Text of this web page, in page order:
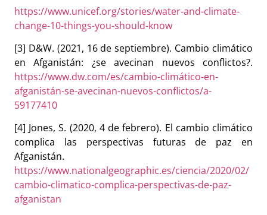
https://www.unicef.org/stories/water-and-climate-
change-10-things-you-should-know
[3] D&W. (2021, 16 de septiembre). Cambio climático
en Afganistán: ¿se avecinan nuevos conflictos?.
https://www.dw.com/es/cambio-climático-en-
afganistán-se-avecinan-nuevos-conflictos/a-
59177410
[4] Jones, S. (2020, 4 de febrero). El cambio climático
complica las perspectivas futuras de paz en
Afganistán.
https://www.nationalgeographic.es/ciencia/2020/02/
cambio-climatico-complica-perspectivas-de-paz-
afganistan